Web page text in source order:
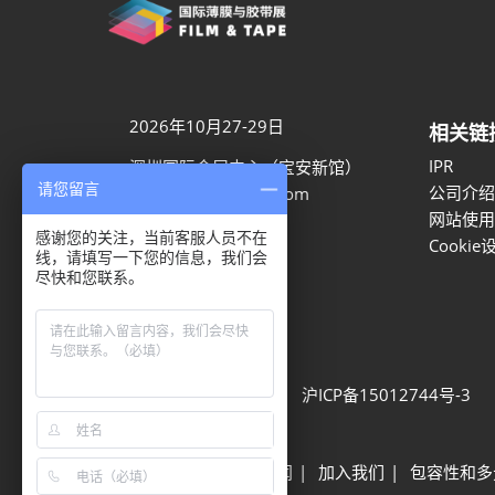
2026年10月27-29日
深圳国际会展中心（宝安新馆）
aaron.ye@rxglobal.com
021-2231 7259
相关链
IPR
公司介绍
网站使
Cookie
隐私选项
隐私政策 Cookie政策
展会信息
可持续发展 网站地图 沪ICP备15012744号-3
其他励展展会 励展新闻 加入我们 包容性和
请您留言
感谢您的关注，当前客服人员不在
线，请填写一下您的信息，我们会
尽快和您联系。